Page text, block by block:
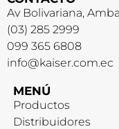
Av Bolivariana,
(03) 285 2999
099 365 6808
info@kaiser.com.ec
MENÚ
Productos
Distribuidores